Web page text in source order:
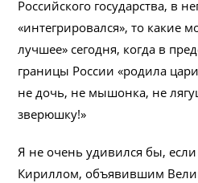
Российского государства, в
«интегрировался», то какие
лучшее» сегодня, когда в
границы России «родила
не дочь, не мышонка, не
зверюшку!»
Я не очень удивился бы,
Кириллом, объявившим